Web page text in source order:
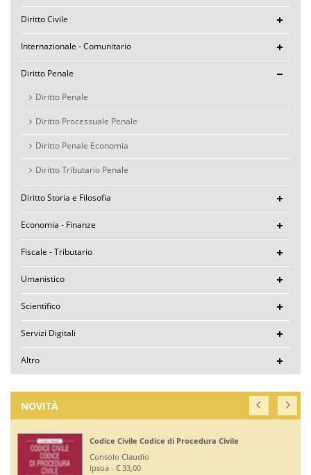
Diritto Civile
Internazionale - Comunitario
Diritto Penale
Diritto Penale
Diritto Processuale Penale
Diritto Penale Economia
Diritto Tributario Penale
Diritto Storia e Filosofia
Economia - Finanze
Fiscale - Tributario
Umanistico
Scientifico
Servizi Digitali
Altro
NOVITÀ
Codice Civile Codice di Procedura Civile
Consolo Claudio
Ipsoa - € 33,00